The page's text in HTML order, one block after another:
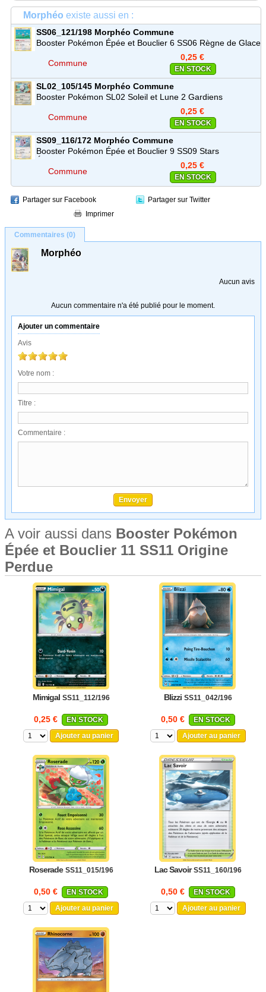
Morphéo existe aussi en :
SS06_121/198 Morphéo Commune
Booster Pokémon Épée et Bouclier 6 SS06 Règne de Glace
Commune
0,25 €
EN STOCK
SL02_105/145 Morphéo Commune
Booster Pokémon SL02 Soleil et Lune 2 Gardiens
Commune
0,25 €
EN STOCK
SS09_116/172 Morphéo Commune
Booster Pokémon Épée et Bouclier 9 SS09 Stars
Commune
0,25 €
EN STOCK
Partager sur Facebook
Partager sur Twitter
Imprimer
Commentaires (0)
Morphéo
Aucun avis
Aucun commentaire n'a été publié pour le moment.
Ajouter un commentaire
Avis
Votre nom :
Titre :
Commentaire :
A voir aussi dans Booster Pokémon
Épée et Bouclier 11 SS11 Origine
Perdue
Mimigal SS11_112/196
0,25 €
EN STOCK
Ajouter au panier
Blizzi SS11_042/196
0,50 €
EN STOCK
Ajouter au panier
Roserade SS11_015/196
0,50 €
EN STOCK
Ajouter au panier
Lac Savoir SS11_160/196
0,50 €
EN STOCK
Ajouter au panier